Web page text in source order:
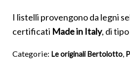
I listelli provengono da legni
certificati Made in Italy, di
Categorie: Le originali Bertolotto